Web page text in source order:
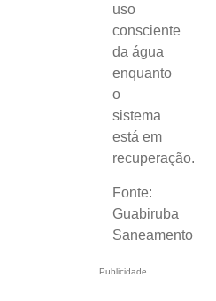
Publicidade
uso
consciente
da água
enquanto
o
sistema
está em
recuperação.
Fonte:
Guabiruba
Saneamento